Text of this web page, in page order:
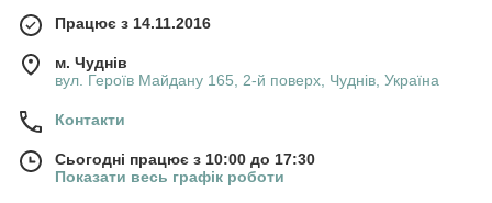
Працює з 14.11.2016
м. Чуднів
вул. Героїв Майдану 165, 2-й поверх, Чуднів, Україна
Контакти
Сьогодні працює з 10:00 до 17:30
Показати весь графік роботи